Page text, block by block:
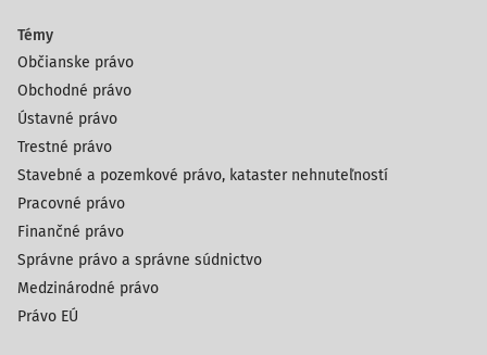
Témy
Občianske právo
Obchodné právo
Ústavné právo
Trestné právo
Stavebné a pozemkové právo, kataster nehnuteľností
Pracovné právo
Finančné právo
Správne právo a správne súdnictvo
Medzinárodné právo
Právo EÚ